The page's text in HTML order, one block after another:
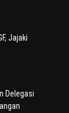
Jajaki
Delegasi